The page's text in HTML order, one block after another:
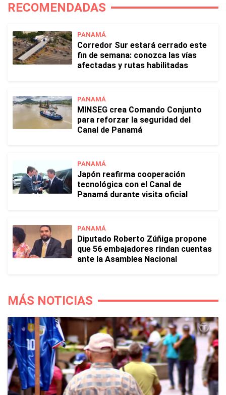
RECOMENDADAS
PANAMÁ
Corredor Sur estará cerrado este
fin de semana: conozca las vías
afectadas y rutas habilitadas
PANAMÁ
MINSEG crea Comando Conjunto
para reforzar la seguridad del
Canal de Panamá
PANAMÁ
Japón reafirma cooperación
tecnológica con el Canal de
Panamá durante visita oficial
PANAMÁ
Diputado Roberto Zúñiga propone
que 56 embajadores rindan cuentas
ante la Asamblea Nacional
MÁS NOTICIAS